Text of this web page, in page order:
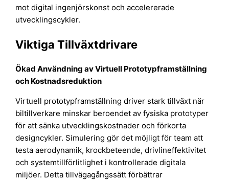
mot digital ingenjörskonst och accelererade
utvecklingscykler.
Viktiga Tillväxtdrivare
Ökad Användning av Virtuell Prototypframställning
och Kostnadsreduktion
Virtuell prototypframställning driver stark tillväxt när
biltillverkare minskar beroendet av fysiska prototyper
för att sänka utvecklingskostnader och förkorta
designcykler. Simulering gör det möjligt för team att
testa aerodynamik, krockbeteende, drivlineffektivitet
och systemtillförlitlighet i kontrollerade digitala
miljöer. Detta tillvägagångssätt förbättrar